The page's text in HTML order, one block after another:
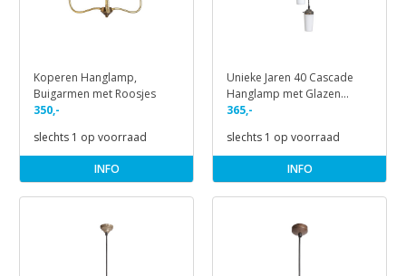
Koperen Hanglamp,
Buigarmen met Roosjes
350,-
slechts 1 op voorraad
INFO
Unieke Jaren 40 Cascade
Hanglamp met Glazen
Kapjes
365,-
slechts 1 op voorraad
INFO